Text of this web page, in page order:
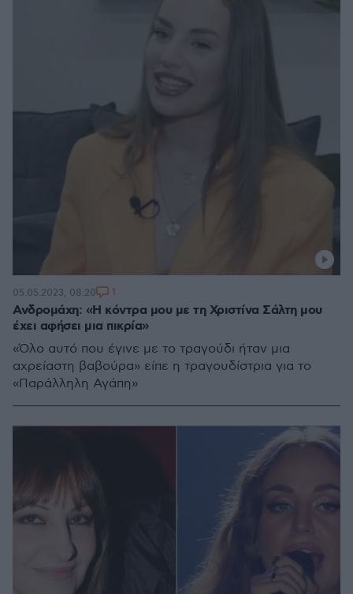
Ανδρομάχη: «Η κόντρα μου με τη Χριστίνα Σάλτη μου
έχει αφήσει μια πικρία»
«Όλο αυτό που έγινε με το τραγούδι ήταν μια
αχρείαστη βαβούρα» είπε η τραγουδίστρια για το
«Παράλληλη Αγάπη»
05.05.2023, 08:20 1